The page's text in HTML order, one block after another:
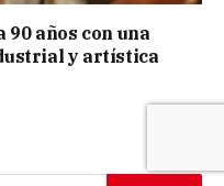
años con una
y artística